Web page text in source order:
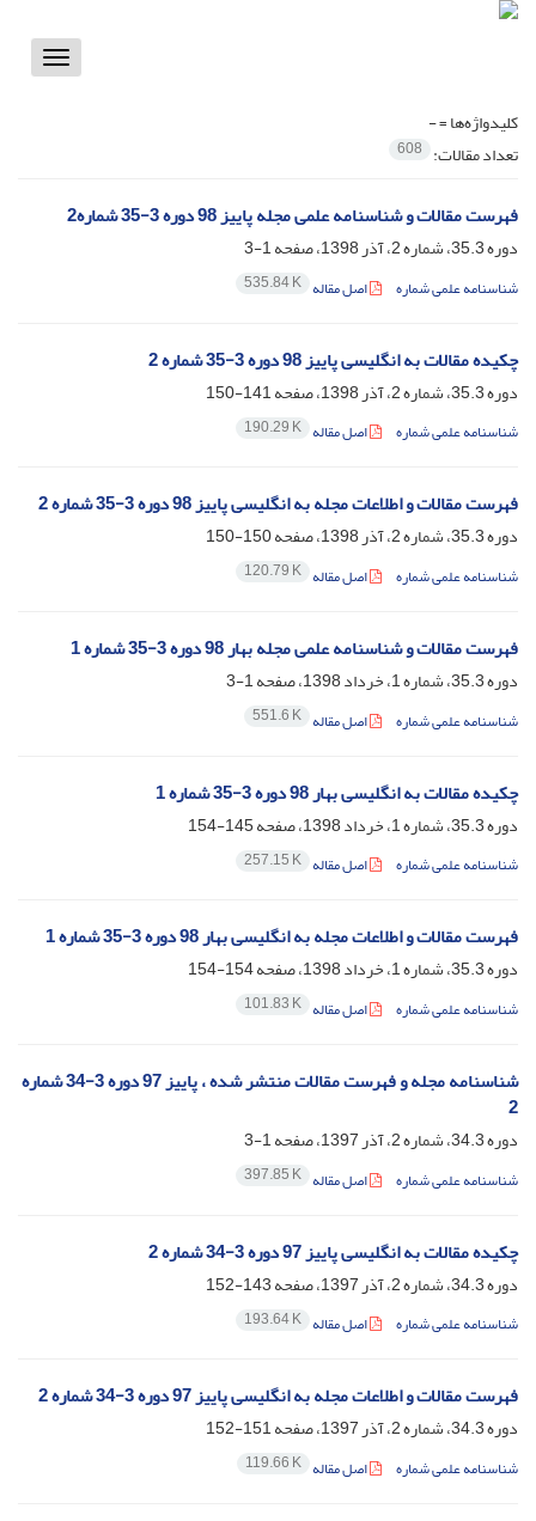
Toggle
کلیدواژه‌ها =-
تعداد مقالات: 608
فهرست مقالات و شناسنامه علمی مجله پاییز 98 دوره 3-35 شماره2
دوره 35.3، شماره 2، آذر 1398، صفحه 1-3
شناسنامه علمی شماره اصل مقاله 535.84 K
چکیده مقالات به انگلیسی پاییز 98 دوره 3-35 شماره 2
دوره 35.3، شماره 2، آذر 1398، صفحه 141-150
شناسنامه علمی شماره اصل مقاله 190.29 K
فهرست مقالات و اطلاعات مجله به انگلیسی پاییز 98 دوره 3-35 شماره 2
دوره 35.3، شماره 2، آذر 1398، صفحه 150-150
شناسنامه علمی شماره اصل مقاله 120.79 K
فهرست مقالات و شناسنامه علمی مجله بهار 98 دوره 3-35 شماره 1
دوره 35.3، شماره 1، خرداد 1398، صفحه 1-3
شناسنامه علمی شماره اصل مقاله 551.6 K
چکیده مقالات به انگلیسی بهار 98 دوره 3-35 شماره 1
دوره 35.3، شماره 1، خرداد 1398، صفحه 145-154
شناسنامه علمی شماره اصل مقاله 257.15 K
فهرست مقالات و اطلاعات مجله به انگلیسی بهار 98 دوره 3-35 شماره 1
دوره 35.3، شماره 1، خرداد 1398، صفحه 154-154
شناسنامه علمی شماره اصل مقاله 101.83 K
شناسنامه مجله و فهرست مقالات منتشر شده ، پاییز 97 دوره 3-34 شماره
2
دوره 34.3، شماره 2، آذر 1397، صفحه 1-3
شناسنامه علمی شماره اصل مقاله 397.85 K
چکیده مقالات به انگلیسی پاییز 97 دوره 3-34 شماره 2
دوره 34.3، شماره 2، آذر 1397، صفحه 143-152
شناسنامه علمی شماره اصل مقاله 193.64 K
فهرست مقالات و اطلاعات مجله به انگلیسی پاییز 97 دوره 3-34 شماره 2
دوره 34.3، شماره 2، آذر 1397، صفحه 151-152
شناسنامه علمی شماره اصل مقاله 119.66 K